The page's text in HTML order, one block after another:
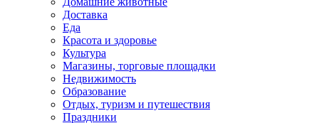
Доставка
Еда
Красота и здоровье
Культура
Магазины, торговые площадки
Недвижимость
Образование
Отдых, туризм и путешествия
Праздники